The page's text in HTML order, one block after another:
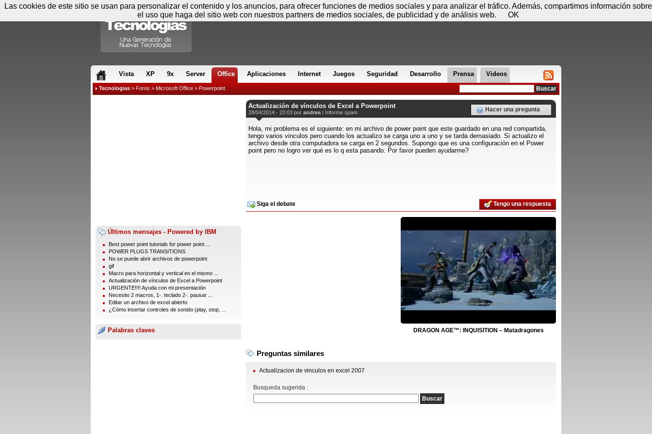
Vista XP 9x Server Office Aplicaciones Internet Juegos Seguridad Desarrollo Prensa Videos
Tecnologias > Foros > Microsoft Office > Powerpoint
Últimos mensajes - Powered by IBM
Best power point tutorials for power point ...
POWER PLUGS TRANSITIONS
No se puede abrir archivos de powerpoint
gif
Macro para horizontal y vertical en el mismo ...
Actualización de vínculos de Excel a Powerpoint
URGENTE!!!! Ayuda con mi presentación
Necesito 2 macros, 1-. teclado 2-. pausar ...
Editar un archivo de excel abierto
¿Cómo insertar controles de sonido (play, stop, ...
Palabras claves
Actualización de vínculos de Excel a Powerpoint
28/04/2014 - 23:03 por andrea | Informe spam Hacer una pregunta
Hola, mi problema es el siguiente: en mi archivo de power point que este guardado en una red compartida,
tengo varios vinculos pero cuando los actualizo se carga uno a uno y se tarda demasiado. Si actualizo el
archivo desde otra computadora se carga en 2 segundos. Supongo que es una configuración en el Power
point pero no logro ver qué es lo q esta pasando. Por favor pueden ayudarme?
Siga el debate Tengo una respuesta
DRAGON AGE™: INQUISITION – Matadragones
Preguntas similares
Actualizacion de vinculos en excel 2007
Busqueda sugerida :
Viernes 07 de agosto - 11:38 Registrar Conectar
Las cookies de este sitio se usan para personalizar el contenido y los anuncios, para ofrecer funciones de medios sociales y para analizar el tráfico. Además, compartimos información sobre
el uso que haga del sitio web con nuestros partners de medios sociales, de publicidad y de análisis web.
OK